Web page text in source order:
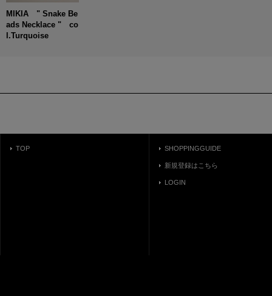
MIKIA " Snake Be
ads Necklace " co
l.Turquoise
TOP SHOPPINGGUIDE
新規登録はこちら
LOGIN